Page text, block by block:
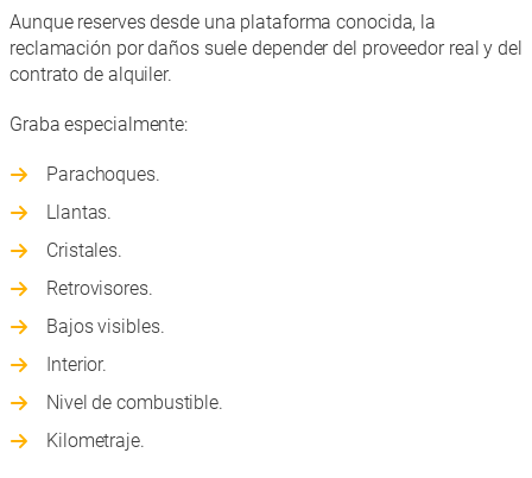
Aunque reserves desde una plataforma conocida, la
reclamación por daños suele depender del proveedor real y del
contrato de alquiler.
Graba especialmente:
Parachoques.
Llantas.
Cristales.
Retrovisores.
Bajos visibles.
Interior.
Nivel de combustible.
Kilometraje.